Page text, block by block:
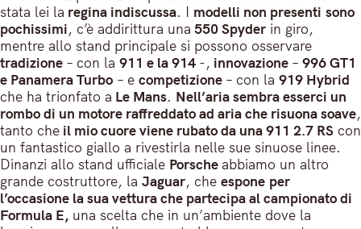
stata lei la regina indiscussa. I modelli non presenti sono
pochissimi, c’è addirittura una 550 Spyder in giro,
mentre allo stand principale si possono osservare
tradizione – con la 911 e la 914 -, innovazione – 996 GT1
e Panamera Turbo – e competizione – con la 919 Hybrid
che ha trionfato a Le Mans. Nell’aria sembra esserci un
rombo di un motore raffreddato ad aria che risuona soave,
tanto che il mio cuore viene rubato da una 911 2.7 RS con
un fantastico giallo a rivestirla nelle sue sinuose linee.
Dinanzi allo stand ufficiale Porscheabbiamo un altro
grande costruttore, la Jaguar, che espone per
l’occasione la sua vettura che partecipa al campionato di
Formula E, una scelta che in un’ambiente dove la